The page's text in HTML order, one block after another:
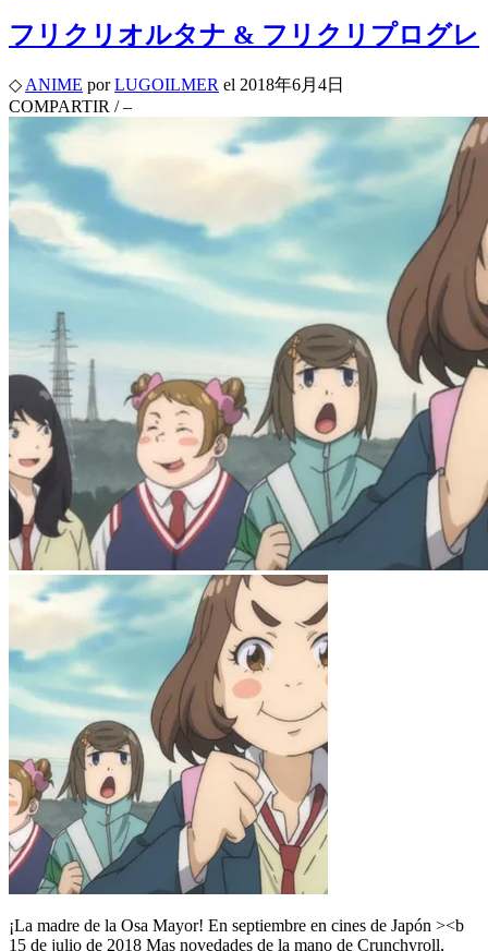
フリクリオルタナ & フリクリプログレ
◇ ANIME por LUGOILMER el 2018年6月4日
COMPARTIR / –
¡La madre de la Osa Mayor! En septiembre en cines de Japón ><b
15 de julio de 2018 Mas novedades de la mano de Crunchyroll,